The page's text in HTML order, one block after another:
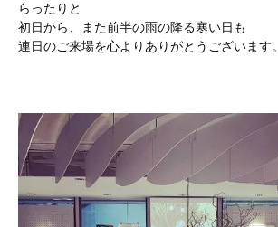
らったりと
初日から、また前半の雨の降る寒い日も
連日のご来場を心よりありがとうございます。